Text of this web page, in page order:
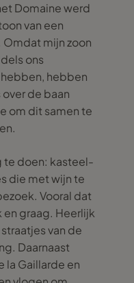
Domaine werd
van een
mijn zoon
ons
hebben
de baan
om dit samen te
te doen: kasteel-
die met wijn te
Vooral dat
en graag. Heerlijk
van de
Daarnaast
la Gaillarde en